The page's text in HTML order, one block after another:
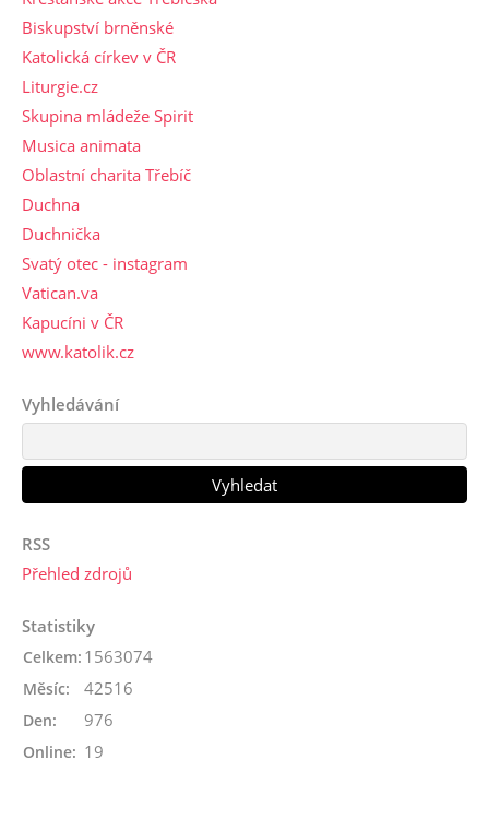
Biskupství brněnské
Katolická církev v ČR
Liturgie.cz
Skupina mládeže Spirit
Musica animata
Oblastní charita Třebíč
Duchna
Duchnička
Svatý otec - instagram
Vatican.va
Kapucíni v ČR
www.katolik.cz
Vyhledávání
RSS
Přehled zdrojů
Statistiky
Online: 19
Celkem: 1563074
Měsíc: 42516
Den: 976